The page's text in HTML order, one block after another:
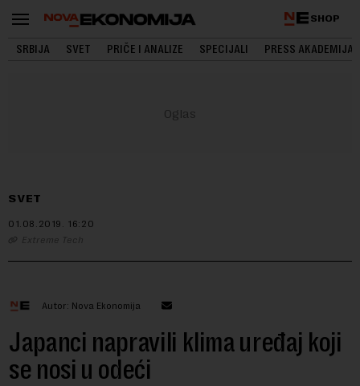
SHOP
SRBIJA SVET PRIČE I ANALIZE SPECIJALI PRESS AKADEMIJA
SVET
01.08.2019. 16:20
Extreme Tech
Autor: Nova Ekonomija
Japanci napravili klima uređaj koji
se nosi u odeći